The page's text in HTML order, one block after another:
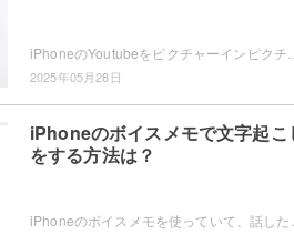
2025年05月28日
iPhoneのボイスメモで文字起こ
をする方法は？